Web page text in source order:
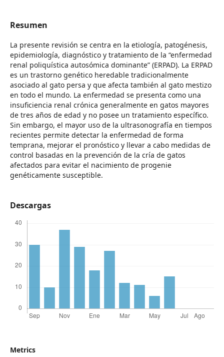
Resumen
La presente revisión se centra en la etiología, patogénesis,
epidemiología, diagnóstico y tratamiento de la “enfermedad
renal poliquística autosómica dominante” (ERPAD). La ERPAD
es un trastorno genético heredable tradicionalmente
asociado al gato persa y que afecta también al gato mestizo
en todo el mundo. La enfermedad se presenta como una
insuficiencia renal crónica generalmente en gatos mayores
de tres años de edad y no posee un tratamiento específico.
Sin embargo, el mayor uso de la ultrasonografía en tiempos
recientes permite detectar la enfermedad de forma
temprana, mejorar el pronóstico y llevar a cabo medidas de
control basadas en la prevención de la cría de gatos
afectados para evitar el nacimiento de progenie
genéticamente susceptible.
Descargas
Metrics